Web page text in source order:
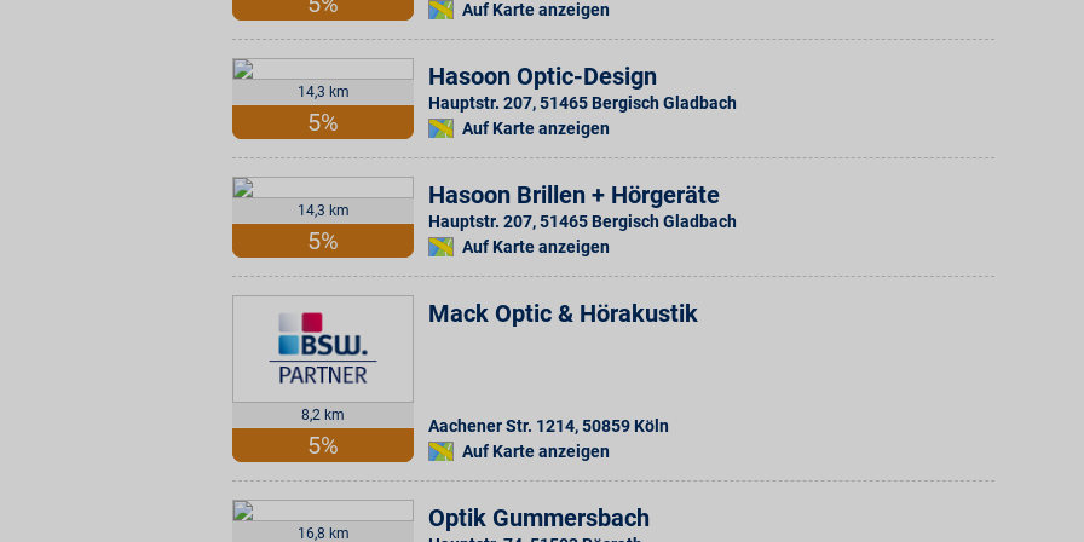
Auf Karte anzeigen
14,3 km
5%
Hasoon Optic-Design
Hauptstr. 207,51465 Bergisch Gladbach
Auf Karte anzeigen
14,3 km
5%
Hasoon Brillen + Hörgeräte
Hauptstr. 207,51465 Bergisch Gladbach
Auf Karte anzeigen
8,2 km
5%
Mack Optic & Hörakustik
Aachener Str. 1214,50859 Köln
Auf Karte anzeigen
16,8 km
Optik Gummersbach